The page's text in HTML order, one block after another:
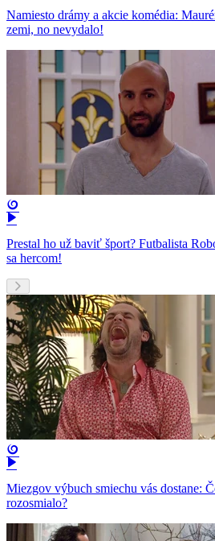
Namiesto drámy a akcie komédia:
zemi, no nevydalo!
Prestal ho už baviť šport? Futbalista
sa hercom!
Miezgov výbuch smiechu vás dostane:
rozosmialo?